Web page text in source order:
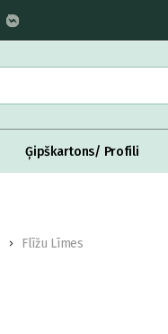
Ģipškartons/ Profili
Flīžu Līmes